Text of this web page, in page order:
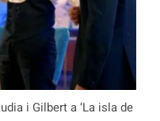
i Gilbert a ‘La isla de